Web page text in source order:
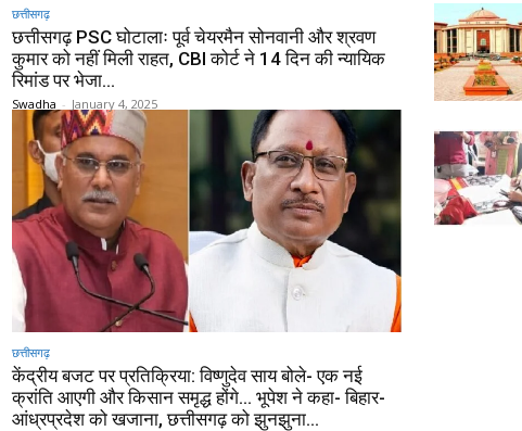
छत्तीसगढ़
छत्तीसगढ़ PSC घोटालाः पूर्व चेयरमैन सोनवानी और श्रवण
कुमार को नहीं मिली राहत, CBI कोर्ट ने 14 दिन की न्यायिक
रिमांड पर भेजा…
Swadha - January 4, 2025
छत्तीसगढ़
केंद्रीय बजट पर प्रतिक्रिया: विष्णुदेव साय बोले- एक नई
क्रांति आएगी और किसान समृद्ध होंगे… भूपेश ने कहा- बिहार-
आंध्रप्रदेश को खजाना, छत्तीसगढ़ को झुनझुना…